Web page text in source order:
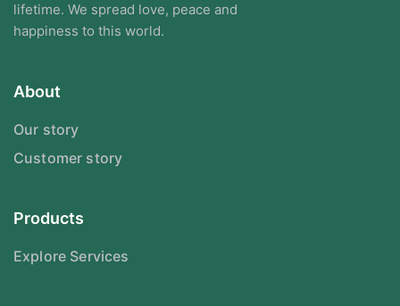
lifetime. We spread love, peace and
happiness to this world.
About
Our story
Customer story
Products
Explore Services